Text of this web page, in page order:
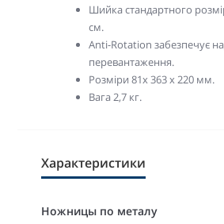
Шийка стандартного
см.
Anti-Rotation забезпечує
перевантаження.
Розміри 81х 363 х 220 мм.
Вага 2,7 кг.
Характеристики
Ножницы по металу